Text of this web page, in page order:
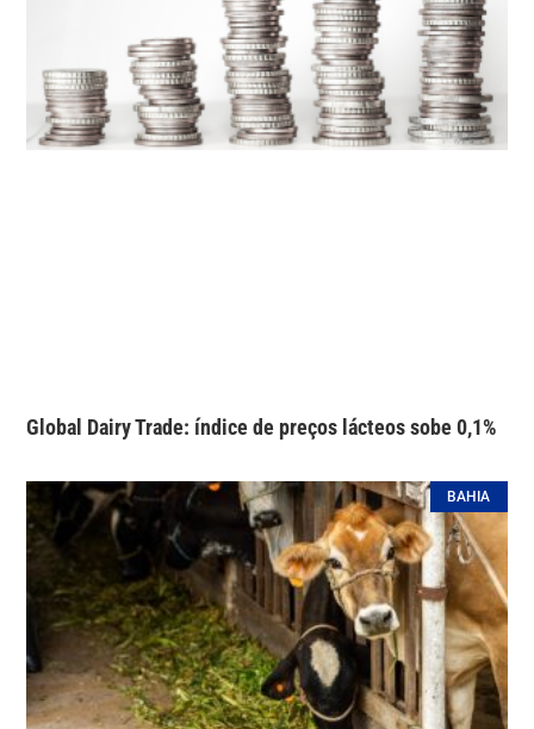
Global Dairy Trade: índice de preços lácteos sobe 0,1%
BAHIA